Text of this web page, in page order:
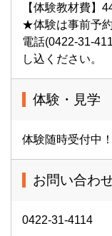
【体験教材費】
★体験は事前予
電話(0422-31-
し込ください。
体験・見学
体験随時受付中！
お問い合わ
0422-31-4114